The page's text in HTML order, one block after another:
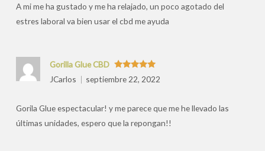
A mi me ha gustado y me ha relajado, un poco agotado del
estres laboral va bien usar el cbd me ayuda
Valorado
con5de 5
Gorilla Glue CBD
JCarlos
septiembre 22, 2022
Gorila Glue espectacular! y me parece que me he llevado las
últimas unidades, espero que la repongan!!